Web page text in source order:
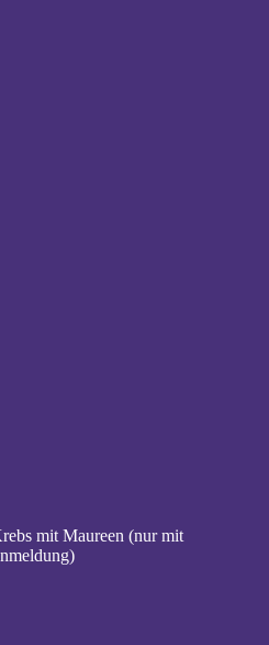
mit Maureen (nur mit